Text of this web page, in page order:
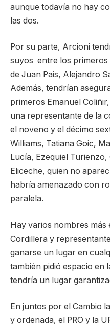
aunque todavía no hay
las dos.
Por su parte, Arcioni
suyos entre los primeros
de Juan Pais, Alejandro
Además, tendrían
primeros Emanuel
una representante de la
el noveno y el décimo
Williams, Tatiana Goic,
Lucía, Ezequiel
Eliceche, quien no
habría amenazado con
paralela.
Hay varios nombres más
Cordillera y
ganarse un lugar en
también pidió espacio en
tendría un lugar
En juntos por el Cambio
y ordenada, el PRO y la